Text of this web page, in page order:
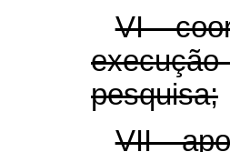
VI -
execução
pesquisa;
VII -